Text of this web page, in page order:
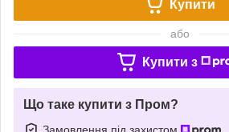
Купити
або
Купити з
Що таке купити з Пром?
Замовлення під захистом